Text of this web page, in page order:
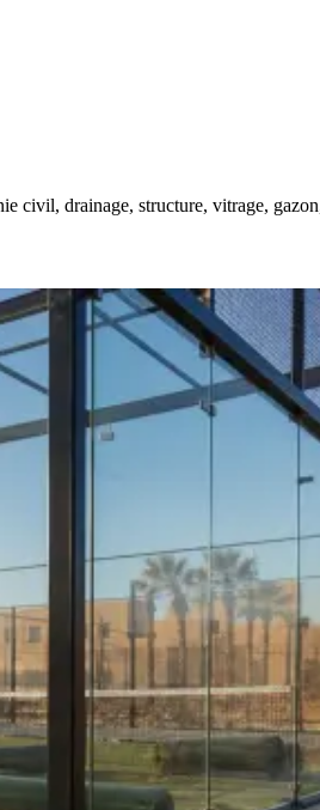
civil, drainage, structure, vitrage,